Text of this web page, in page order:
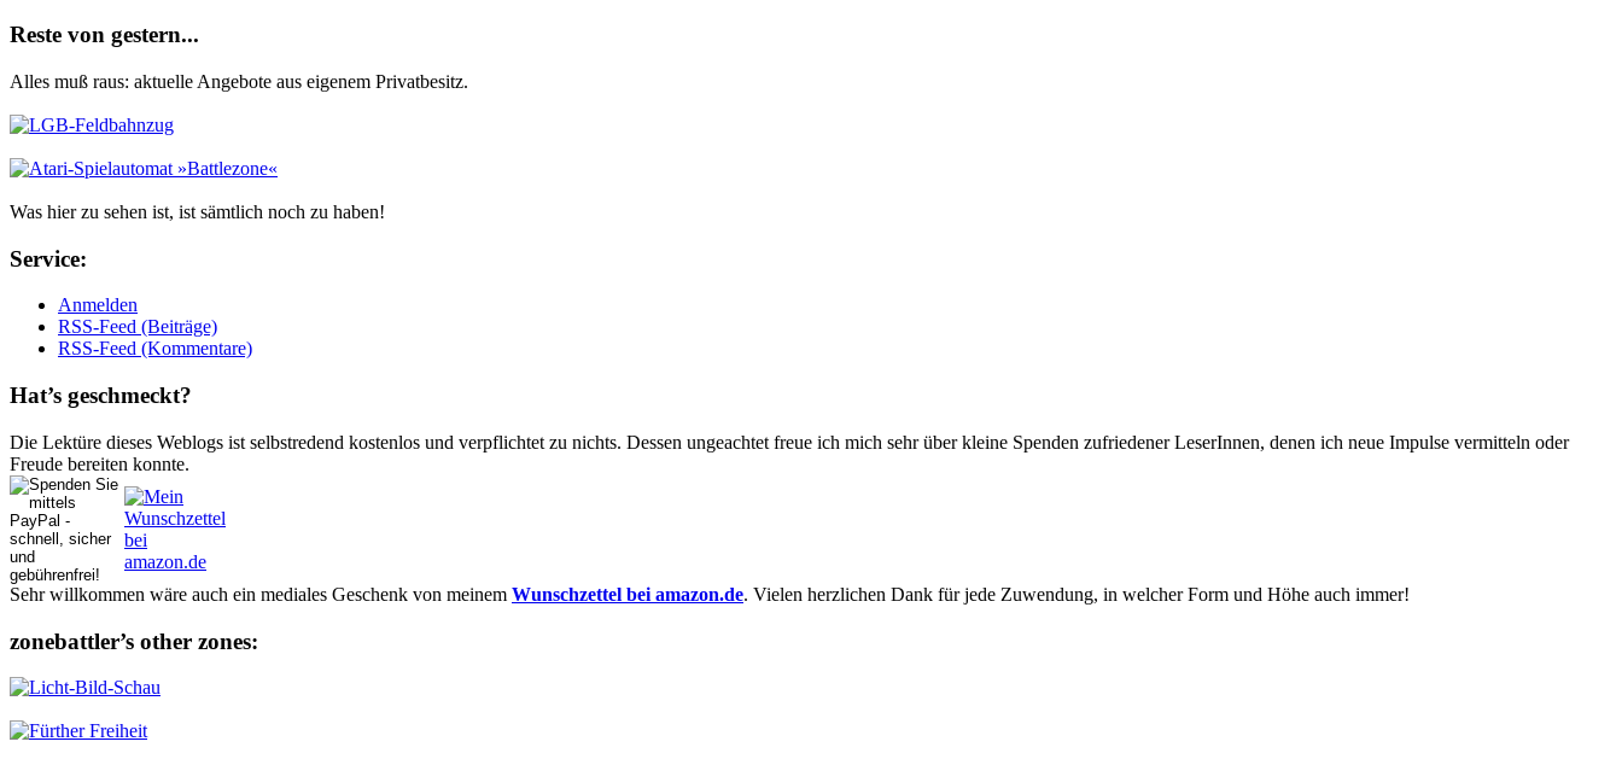
Re­ste von ge­stern...
Alles muß raus: aktuelle An­ge­bo­te aus eigenem Privatbesitz.
Was hier zu sehen ist, ist sämt­lich noch zu haben!
Ser­vice:
Anmelden
RSS-Feed (Beiträge)
RSS-Feed (Kommentare)
Hat’s ge­schmeckt?
Die Lektüre dieses Weblogs ist selbstredend kostenlos und ver­pflich­tet zu nichts. Dessen un­ge­achtet freue ich mich sehr über kleine Spenden zufriedener Le­serInnen, denen ich neue Im­pul­se vermitteln oder
Freude bereiten konnte.
Sehr willkommen wäre auch ein mediales Geschenk von meinem Wunschzettel bei amazon.de. Vielen herzlichen Dank für jede Zuwendung, in welcher Form und Höhe auch immer!
zonebattler’s other zo­nes: